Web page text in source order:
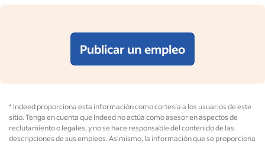
Publicar un empleo
* Indeed proporciona esta información como cortesía a los usuarios de este
sitio. Tenga en cuenta que Indeed no actúa como asesor en aspectos de
reclutamiento o legales, y no se hace responsable del contenido de las
descripciones de sus empleos. Asimismo, la información que se proporciona